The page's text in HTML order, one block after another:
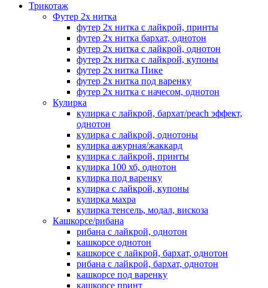
Трикотаж
Футер 2х нитка
футер 2х нитка с лайкрой, принты
футер 2х нитка бархат, однотон
футер 2х нитка с лайкрой, однотон
футер 2х нитка с лайкрой, купоны
футер 2х нитка Пике
футер 2х нитка под варенку
футер 2х нитка с начесом, однотон
Кулирка
кулирка с лайкрой, бархат/peach эффект,
однотон
кулирка с лайкрой, однотоны
кулирка ажурная/жаккард
кулирка с лайкрой, принты
кулирка 100 хб, однотон
кулирка под варенку
кулирка с лайкрой, купоны
кулирка махра
кулирка тенсель, модал, вискоза
Кашкорсе/рибана
рибана с лайкрой, однотон
кашкорсе однотон
кашкорсе с лайкрой, бархат, однотон
рибана с лайкрой, бархат, однотон
кашкорсе под варенку
кашкорсе принт